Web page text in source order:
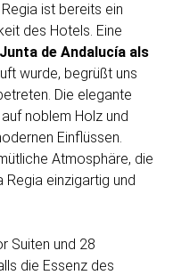
ist bereits ein
des Hotels. Eine
Junta de Andalucía als
wurde, begrüßt uns
Die elegante
noblem Holz und
Einflüssen.
Atmosphäre, die
Regia einzigartig und
Suiten und 28
die Essenz des